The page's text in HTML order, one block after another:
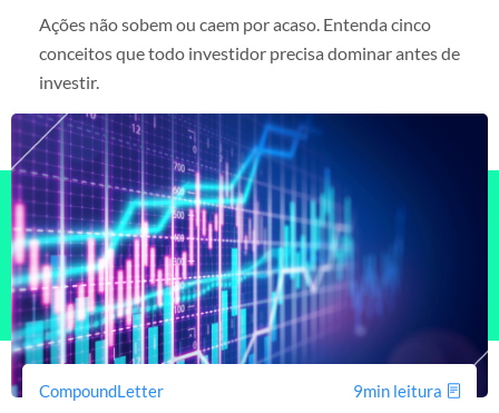
Ações não sobem ou caem por acaso. Entenda cinco
conceitos que todo investidor precisa dominar antes de
investir.
CompoundLetter 9min leitura